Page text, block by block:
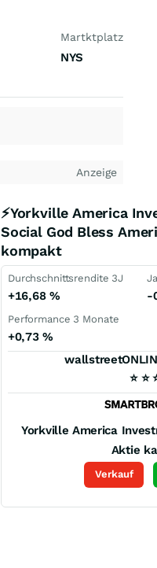
Martktplatz
NYS
Anzeige
⚡Yorkville America
Social God Bless
kompakt
Durchschnittsrendite 3J
+16,68 % -
Performance 3 Monate
+0,73%
⭐ ⭐
Aktie
Verkauf